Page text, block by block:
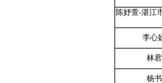
陈妤萱-湛江
李心
林
杨